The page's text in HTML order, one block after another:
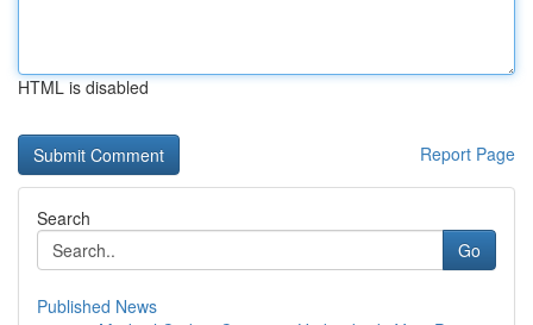
HTML is disabled
Report Page
Search
Go
Published News